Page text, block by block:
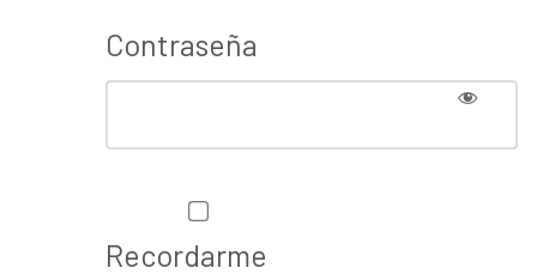
Contraseña
Recordarme